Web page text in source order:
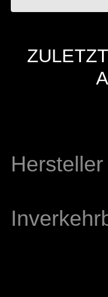
Hersteller